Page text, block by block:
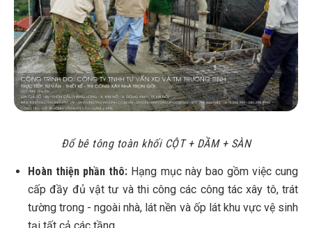
Đổ bê tông toàn khối CỘT + DẦM + SÀN
Hoàn thiện phần thô: Hạng mục này bao gồm việc cung
cấp đầy đủ vật tư và thi công các công tác xây tô, trát
tường trong - ngoài nhà, lát nền và ốp lát khu vực vệ sinh